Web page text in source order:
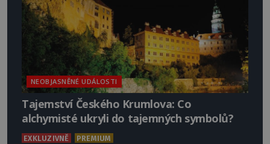
NEOBJASNĚNÉ UDÁLOSTI
Tajemství Českého Krumlova: Co
alchymisté ukryli do tajemných symbolů?
EXKLUZIVNĚ PREMIUM